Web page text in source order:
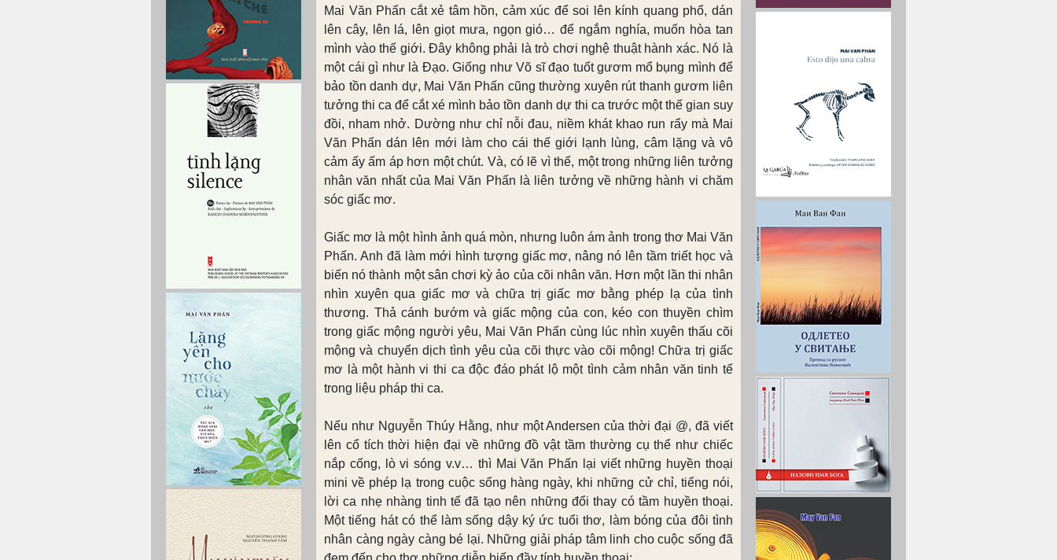
Mai Văn Phấn cắt xẻ tâm hồn, cảm xúc để soi lên kính quang phổ, dán
lên cây, lên lá, lên giọt mưa, ngọn gió… để ngắm nghía, muốn hòa tan
mình vào thế giới. Đây không phải là trò chơi nghệ thuật hành xác. Nó là
một cái gì như là Đạo. Giống như Võ sĩ đạo tuốt gươm mổ bụng mình để
bảo tồn danh dự, Mai Văn Phấn cũng thường xuyên rút thanh gươm liên
tưởng thi ca để cắt xé mình bảo tồn danh dự thi ca trước một thế gian suy
đồi, nham nhở. Dường như chỉ nỗi đau, niềm khát khao run rẩy mà Mai
Văn Phấn dán lên mới làm cho cái thế giới lạnh lùng, câm lặng và vô
cảm ấy ấm áp hơn một chút. Và, có lẽ vì thế, một trong những liên tưởng
nhân văn nhất của Mai Văn Phấn là liên tưởng về những hành vi chăm
sóc giấc mơ.
Giấc mơ là một hình ảnh quá mòn, nhưng luôn ám ảnh trong thơ Mai Văn
Phấn. Anh đã làm mới hình tượng giấc mơ, nâng nó lên tầm triết học và
biến nó thành một sân chơi kỳ ảo của cõi nhân văn. Hơn một lần thi nhân
nhìn xuyên qua giấc mơ và chữa trị giấc mơ bằng phép lạ của tình
thương. Thả cánh bướm và giấc mộng của con, kéo con thuyền chìm
trong giấc mộng người yêu, Mai Văn Phấn cùng lúc nhìn xuyên thấu cõi
mộng và chuyển dịch tình yêu của cõi thực vào cõi mộng! Chữa trị giấc
mơ là một hành vi thi ca độc đáo phát lộ một tình cảm nhân văn tinh tế
trong liệu pháp thi ca.
Nếu như Nguyễn Thúy Hằng, như một Andersen của thời đại @, đã viết
lên cổ tích thời hiện đại về những đồ vật tầm thường cụ thể như chiếc
nắp cống, lò vi sóng v.v… thì Mai Văn Phấn lại viết những huyền thoại
mini về phép lạ trong cuộc sống hàng ngày, khi những cử chỉ, tiếng nói,
lời ca nhẹ nhàng tinh tế đã tạo nên những đổi thay có tầm huyền thoại.
Một tiếng hát có thể làm sống dậy ký ức tuổi thơ, làm bóng của đôi tình
nhân càng ngày càng bé lại. Những giải pháp tâm linh cho cuộc sống đã